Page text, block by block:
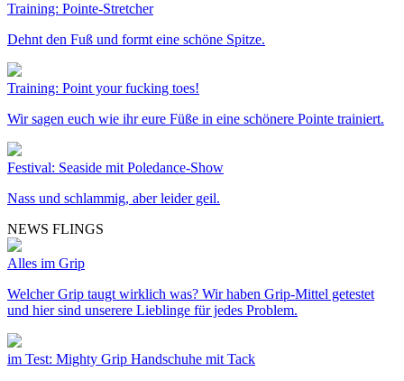
Training: Pointe-Stretcher
Dehnt den Fuß und formt eine schöne Spitze.
Training: Point your fucking toes!
Wir sagen euch wie ihr eure Füße in eine schönere Pointe trainiert.
Festival: Seaside mit Poledance-Show
Nass und schlammig, aber leider geil.
NEWS FLINGS
Alles im Grip
Welcher Grip taugt wirklich was? Wir haben Grip-Mittel getestet
und hier sind unserere Lieblinge für jedes Problem.
im Test: Mighty Grip Handschuhe mit Tack